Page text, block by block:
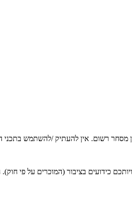
מסחר רשום. אין להעתיק /להשתמש
בציבור (המוכרים על פי חוק).